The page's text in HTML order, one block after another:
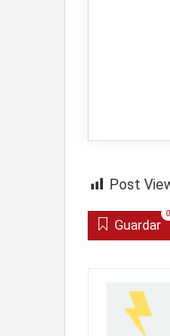
Post
Guardar
0